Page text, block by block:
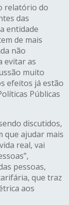
relatório do
das
entidade
de mais
não
evitar as
muito
efeitos já estão
Públicas
discutidos,
que ajudar mais
real, vai
pessoas,
que traz
aos